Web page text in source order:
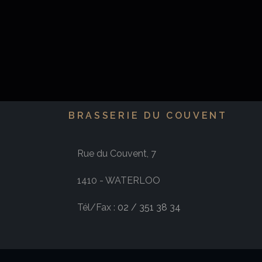
BRASSERIE DU COUVENT
Rue du Couvent, 7
1410 - WATERLOO
Tél/Fax : 02 / 351 38 34